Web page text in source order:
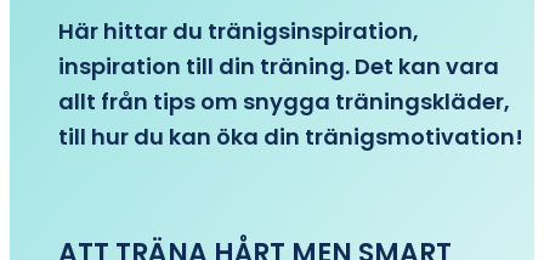
Här hittar du tränigsinspiration,
inspiration till din träning. Det kan vara
allt från tips om snygga träningskläder,
till hur du kan öka din tränigsmotivation!